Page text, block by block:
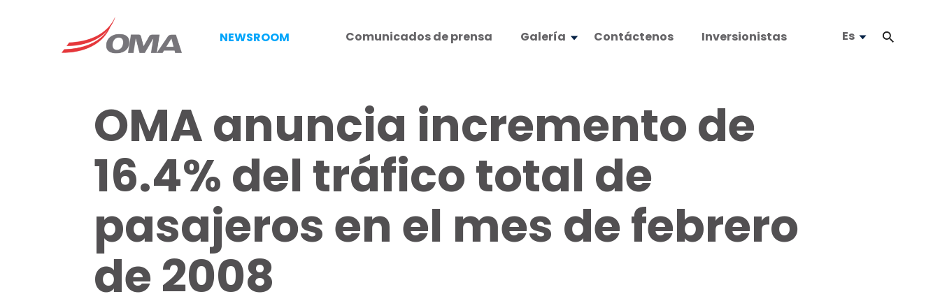
NEWSROOM Comunicados de prensa Galería Contáctenos Inversionistas Es
OMA anuncia incremento de
16.4% del tráfico total de
pasajeros en el mes de febrero
de 2008